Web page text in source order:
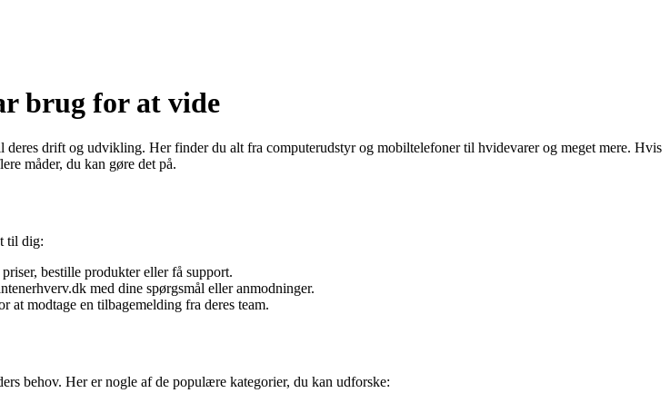
brug for at vide
drift og udvikling. Her finder du alt fra computerudstyr og mobiltelefoner til hvidevarer og meget mere. Hvis
måder, du kan gøre det på.
til dig:
bestille produkter eller få support.
med dine spørgsmål eller anmodninger.
modtage en tilbagemelding fra deres team.
behov. Her er nogle af de populære kategorier, du kan udforske: